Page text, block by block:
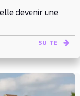
devenir une
SUITE